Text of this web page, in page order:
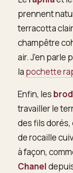
prennent
terracotta
champêtre
air. J’en parle
la pochette
Enfin, les
travailler le
des fils
de rocaille
à façon,
Chanel